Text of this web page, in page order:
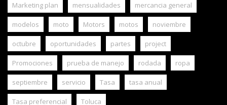
Marketing plan mensualidades mercancia general
modelos moto Motors motos noviembre
octubre oportunidades partes project
Promociones prueba de manejo rodada ropa
septiembre servicio Tasa tasa anual
Tasa preferencial Toluca